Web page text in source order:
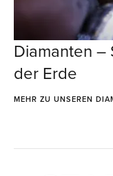
Diamanten –
der Erde
MEHR ZU UNSEREN